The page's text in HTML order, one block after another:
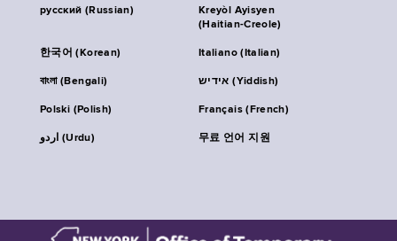
русский (Russian)
Kreyòl Ayisyen
(Haitian-Creole)
한국어 (Korean) Italiano (Italian)
বাংলা (Bengali) אידיש (Yiddish)
Polski (Polish) Français (French)
اردو (Urdu) 무료 언어 지원